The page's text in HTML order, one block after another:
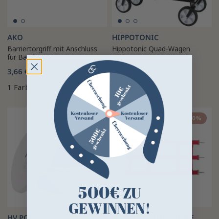
AKO
Barriertorgriff mit Anschluss
für Band AKO
3,66 €
1 Farbe
HIPPOTONIC
Hippotonic Quad-Wagen
77,35 €
1 Farbe
-25% -50%
500€ ZU
GEWINNEN!